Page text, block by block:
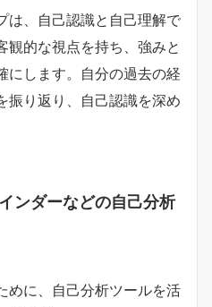
は、自己認識と自己理解で
観的な視点を持ち、強みと
にします。自分の過去の経
振り返り、自己認識を深め
ンダーなどの自己分析
めに、自己分析ツールを活